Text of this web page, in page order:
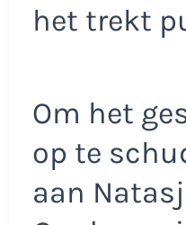
het trekt
Om het
op te
aan